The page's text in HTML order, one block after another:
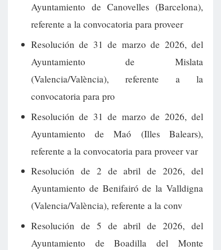
Ayuntamiento de Canovelles (Barcelona),
referente a la convocatoria para proveer
Resolución de 31 de marzo de 2026, del
Ayuntamiento de Mislata
(Valencia/València), referente a la
convocatoria para pro
Resolución de 31 de marzo de 2026, del
Ayuntamiento de Maó (Illes Balears),
referente a la convocatoria para proveer var
Resolución de 2 de abril de 2026, del
Ayuntamiento de Benifairó de la Valldigna
(Valencia/València), referente a la conv
Resolución de 5 de abril de 2026, del
Ayuntamiento de Boadilla del Monte